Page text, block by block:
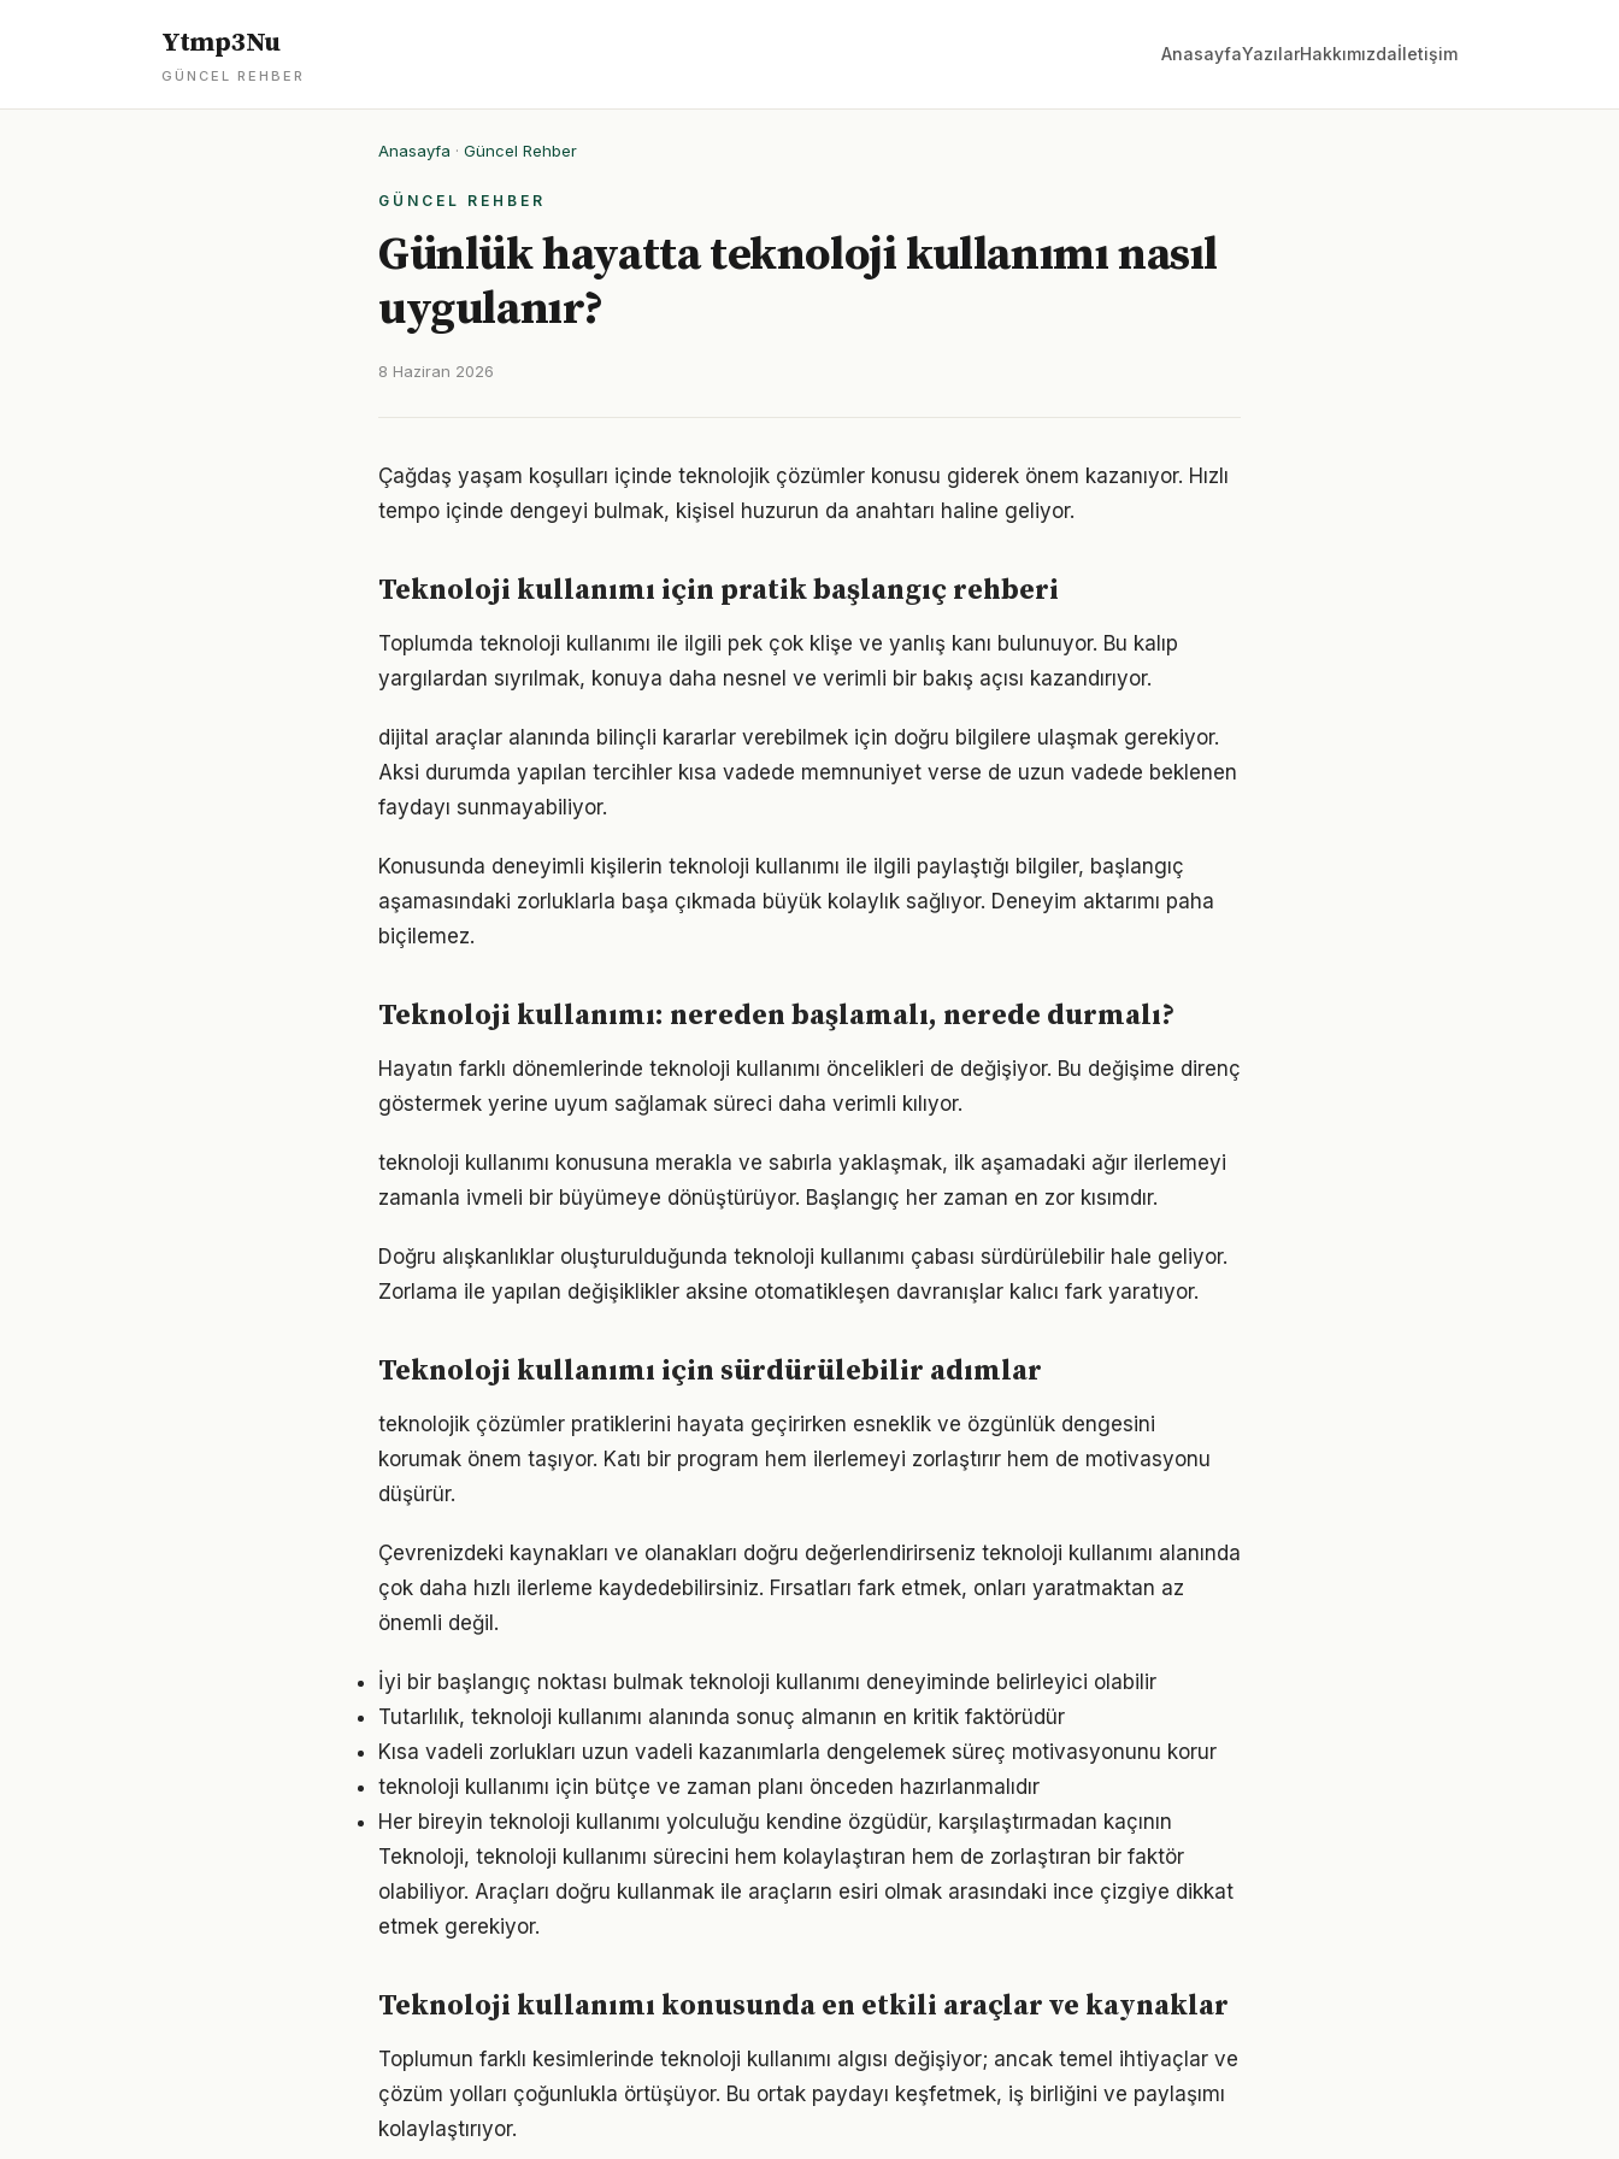
Ytmp3Nu
GÜNCEL REHBER
AnasayfaYazılarHakkımızdaİletişim
Anasayfa · Güncel Rehber
GÜNCEL REHBER
Günlük hayatta teknoloji kullanımı nasıl
uygulanır?
8 Haziran 2026
Çağdaş yaşam koşulları içinde teknolojik çözümler konusu giderek önem kazanıyor. Hızlı
tempo içinde dengeyi bulmak, kişisel huzurun da anahtarı haline geliyor.
Teknoloji kullanımı için pratik başlangıç rehberi
Toplumda teknoloji kullanımı ile ilgili pek çok klişe ve yanlış kanı bulunuyor. Bu kalıp
yargılardan sıyrılmak, konuya daha nesnel ve verimli bir bakış açısı kazandırıyor.
dijital araçlar alanında bilinçli kararlar verebilmek için doğru bilgilere ulaşmak gerekiyor.
Aksi durumda yapılan tercihler kısa vadede memnuniyet verse de uzun vadede beklenen
faydayı sunmayabiliyor.
Konusunda deneyimli kişilerin teknoloji kullanımı ile ilgili paylaştığı bilgiler, başlangıç
aşamasındaki zorluklarla başa çıkmada büyük kolaylık sağlıyor. Deneyim aktarımı paha
biçilemez.
Teknoloji kullanımı: nereden başlamalı, nerede durmalı?
Hayatın farklı dönemlerinde teknoloji kullanımı öncelikleri de değişiyor. Bu değişime direnç
göstermek yerine uyum sağlamak süreci daha verimli kılıyor.
teknoloji kullanımı konusuna merakla ve sabırla yaklaşmak, ilk aşamadaki ağır ilerlemeyi
zamanla ivmeli bir büyümeye dönüştürüyor. Başlangıç her zaman en zor kısımdır.
Doğru alışkanlıklar oluşturulduğunda teknoloji kullanımı çabası sürdürülebilir hale geliyor.
Zorlama ile yapılan değişiklikler aksine otomatikleşen davranışlar kalıcı fark yaratıyor.
Teknoloji kullanımı için sürdürülebilir adımlar
teknolojik çözümler pratiklerini hayata geçirirken esneklik ve özgünlük dengesini
korumak önem taşıyor. Katı bir program hem ilerlemeyi zorlaştırır hem de motivasyonu
düşürür.
Çevrenizdeki kaynakları ve olanakları doğru değerlendirirseniz teknoloji kullanımı alanında
çok daha hızlı ilerleme kaydedebilirsiniz. Fırsatları fark etmek, onları yaratmaktan az
önemli değil.
İyi bir başlangıç noktası bulmak teknoloji kullanımı deneyiminde belirleyici olabilir
Tutarlılık, teknoloji kullanımı alanında sonuç almanın en kritik faktörüdür
Kısa vadeli zorlukları uzun vadeli kazanımlarla dengelemek süreç motivasyonunu korur
teknoloji kullanımı için bütçe ve zaman planı önceden hazırlanmalıdır
Her bireyin teknoloji kullanımı yolculuğu kendine özgüdür, karşılaştırmadan kaçının
Teknoloji, teknoloji kullanımı sürecini hem kolaylaştıran hem de zorlaştıran bir faktör
olabiliyor. Araçları doğru kullanmak ile araçların esiri olmak arasındaki ince çizgiye dikkat
etmek gerekiyor.
Teknoloji kullanımı konusunda en etkili araçlar ve kaynaklar
Toplumun farklı kesimlerinde teknoloji kullanımı algısı değişiyor; ancak temel ihtiyaçlar ve
çözüm yolları çoğunlukla örtüşüyor. Bu ortak paydayı keşfetmek, iş birliğini ve paylaşımı
kolaylaştırıyor.